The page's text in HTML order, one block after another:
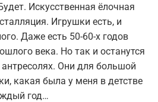
Искусственная ёлочная
Игрушки есть, и
Даже есть 50-60-х годов
века. Но так и останутся
антресолях. Они для большой
какая была у меня в детстве
год…